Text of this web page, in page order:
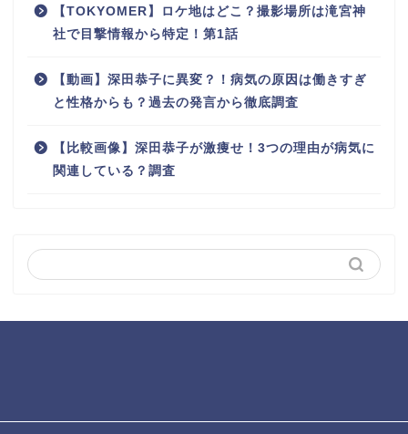
【TOKYOMER】ロケ地はどこ？撮影場所は滝宮神
社で目撃情報から特定！第1話
【動画】深田恭子に異変？！病気の原因は働きすぎ
と性格からも？過去の発言から徹底調査
【比較画像】深田恭子が激痩せ！3つの理由が病気に
関連している？調査